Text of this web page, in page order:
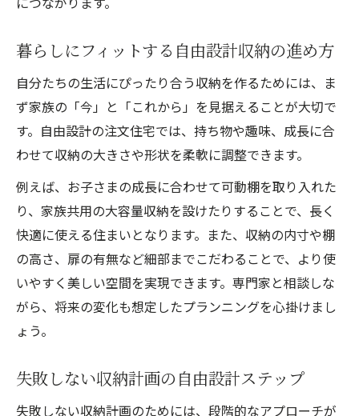
暮らしにフィットする自由設計収納の進め方
自分たちの生活にぴったり合う収納を作るためには、ま
ず家族の「今」と「これから」を見据えることが大切で
す。自由設計の注文住宅では、持ち物や趣味、成長に合
わせて収納の大きさや形状を柔軟に調整できます。
例えば、お子さまの成長に合わせて可動棚を取り入れた
り、家族共用の大容量収納を設けたりすることで、長く
快適に使える住まいとなります。また、収納の内寸や棚
の高さ、扉の有無など細部までこだわることで、より使
いやすく美しい空間を実現できます。専門家と相談しな
がら、将来の変化も想定したプランニングを心掛けまし
ょう。
失敗しない収納計画の自由設計ステップ
失敗しない収納計画のためには、段階的なアプローチが